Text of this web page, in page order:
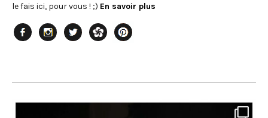
le fais ici, pour vous ! ;) En savoir plus